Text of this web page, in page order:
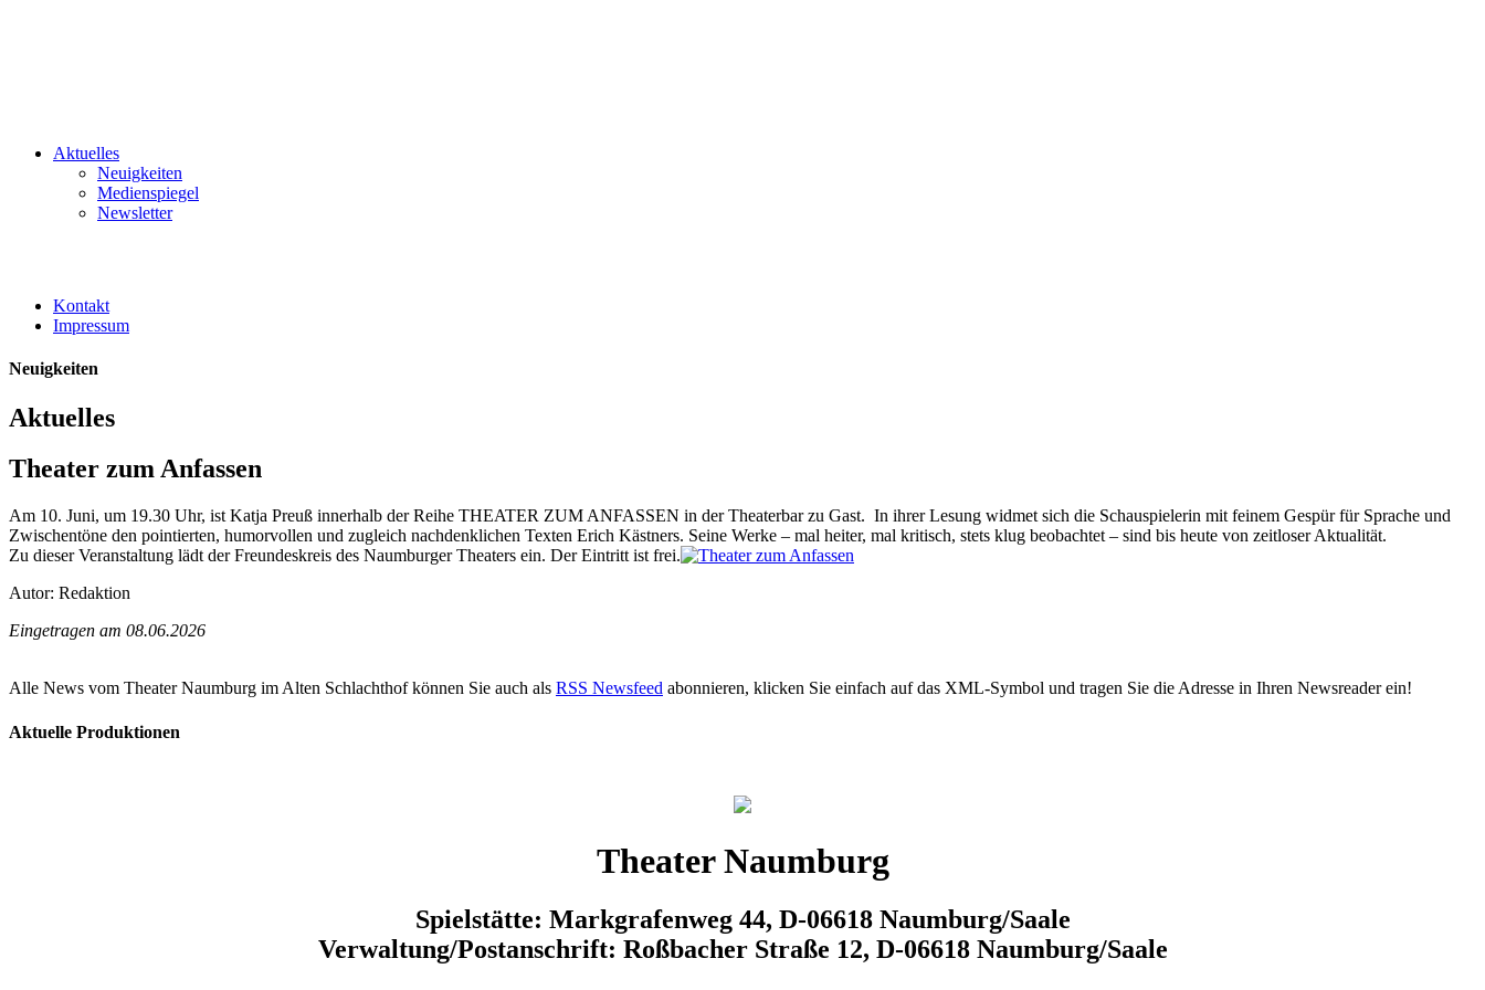
Aktuelles
Neuigkeiten
Medienspiegel
Newsletter
Kontakt
Impressum
Neuigkeiten
Aktuelles
Theater zum Anfassen
Am 10. Juni, um 19.30 Uhr, ist Katja Preuß innerhalb der Reihe THEATER ZUM ANFASSEN in der Theaterbar zu Gast. In ihrer Lesung widmet sich die Schauspielerin mit feinem Gespür für Sprache und
Zwischentöne den pointierten, humorvollen und zugleich nachdenklichen Texten Erich Kästners. Seine Werke – mal heiter, mal kritisch, stets klug beobachtet – sind bis heute von zeitloser Aktualität.
Zu dieser Veranstaltung lädt der Freundeskreis des Naumburger Theaters ein. Der Eintritt ist frei.
Autor: Redaktion
Eingetragen am 08.06.2026
Alle News vom Theater Naumburg im Alten Schlachthof können Sie auch als RSS Newsfeed abonnieren, klicken Sie einfach auf das XML-Symbol und tragen Sie die Adresse in Ihren Newsreader ein!
Aktuelle Produktionen
Theater Naumburg
Spielstätte: Markgrafenweg 44, D-06618 Naumburg/Saale
Verwaltung/Postanschrift: Roßbacher Straße 12, D-06618 Naumburg/Saale